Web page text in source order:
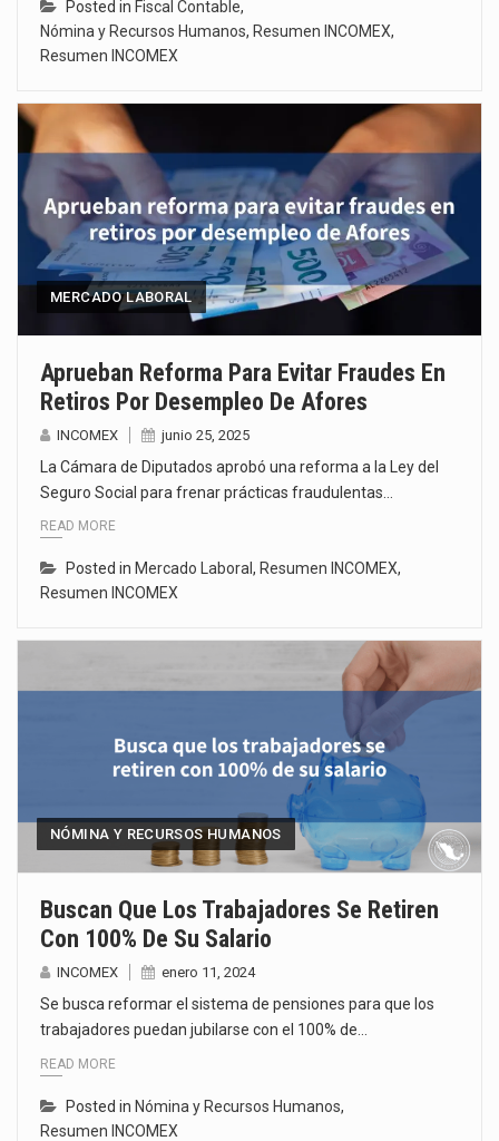
Posted in Fiscal Contable,
Nómina y Recursos Humanos, Resumen INCOMEX,
Resumen INCOMEX
MERCADO LABORAL
Aprueban Reforma Para Evitar Fraudes En
Retiros Por Desempleo De Afores
INCOMEX junio 25, 2025
La Cámara de Diputados aprobó una reforma a la Ley del
Seguro Social para frenar prácticas fraudulentas…
READ MORE
Posted in Mercado Laboral , Resumen INCOMEX,
Resumen INCOMEX
NÓMINA Y RECURSOS HUMANOS
Buscan Que Los Trabajadores Se Retiren
Con 100% De Su Salario
INCOMEX enero 11, 2024
Se busca reformar el sistema de pensiones para que los
trabajadores puedan jubilarse con el 100% de…
READ MORE
Posted in Nómina y Recursos Humanos,
Resumen INCOMEX